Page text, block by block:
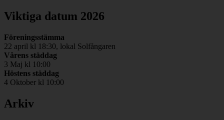
Viktiga datum 2026
Föreningsstämma
22 april kl 18:30, lokal Solfångaren
Vårens städdag
3 Maj kl 10:00
Höstens städdag
4 Oktober kl 10:00
Arkiv